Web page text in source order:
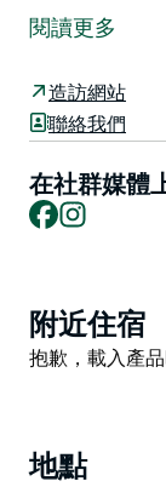
州最好的一日
了所有人，包括
該節目於十月
閱讀更多
造訪網站
聯絡我們
在社群媒體
Facebook
Product
List
附近住宿
Product
抱歉，載入產
地點